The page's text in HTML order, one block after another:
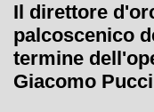
Il direttore
palcoscenico
termine
Giacomo